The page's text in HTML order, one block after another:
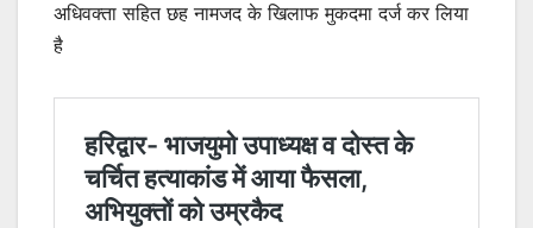
अधिवक्ता सहित छह नामजद के खिलाफ मुकदमा दर्ज कर लिया
है